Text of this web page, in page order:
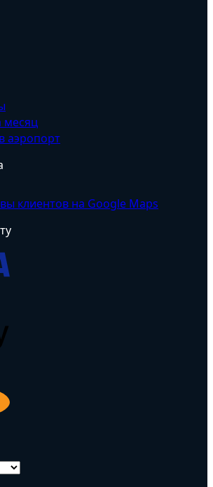
месяц
аэропорт
клиентов на Google Maps